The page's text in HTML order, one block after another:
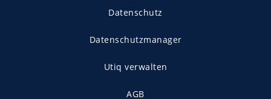
Datenschutz
Datenschutzmanager
Utiq verwalten
AGB